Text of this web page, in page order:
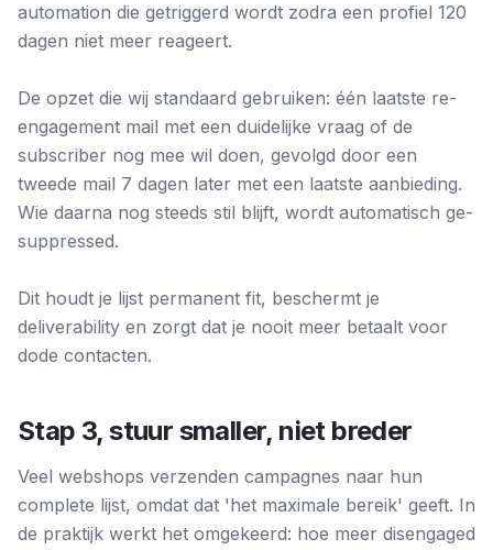
automation die getriggerd wordt zodra een profiel 120
dagen niet meer reageert.
De opzet die wij standaard gebruiken: één laatste re-
engagement mail met een duidelijke vraag of de
subscriber nog mee wil doen, gevolgd door een
tweede mail 7 dagen later met een laatste aanbieding.
Wie daarna nog steeds stil blijft, wordt automatisch ge-
suppressed.
Dit houdt je lijst permanent fit, beschermt je
deliverability en zorgt dat je nooit meer betaalt voor
dode contacten.
Stap 3, stuur smaller, niet breder
Veel webshops verzenden campagnes naar hun
complete lijst, omdat dat 'het maximale bereik' geeft. In
de praktijk werkt het omgekeerd: hoe meer disengaged